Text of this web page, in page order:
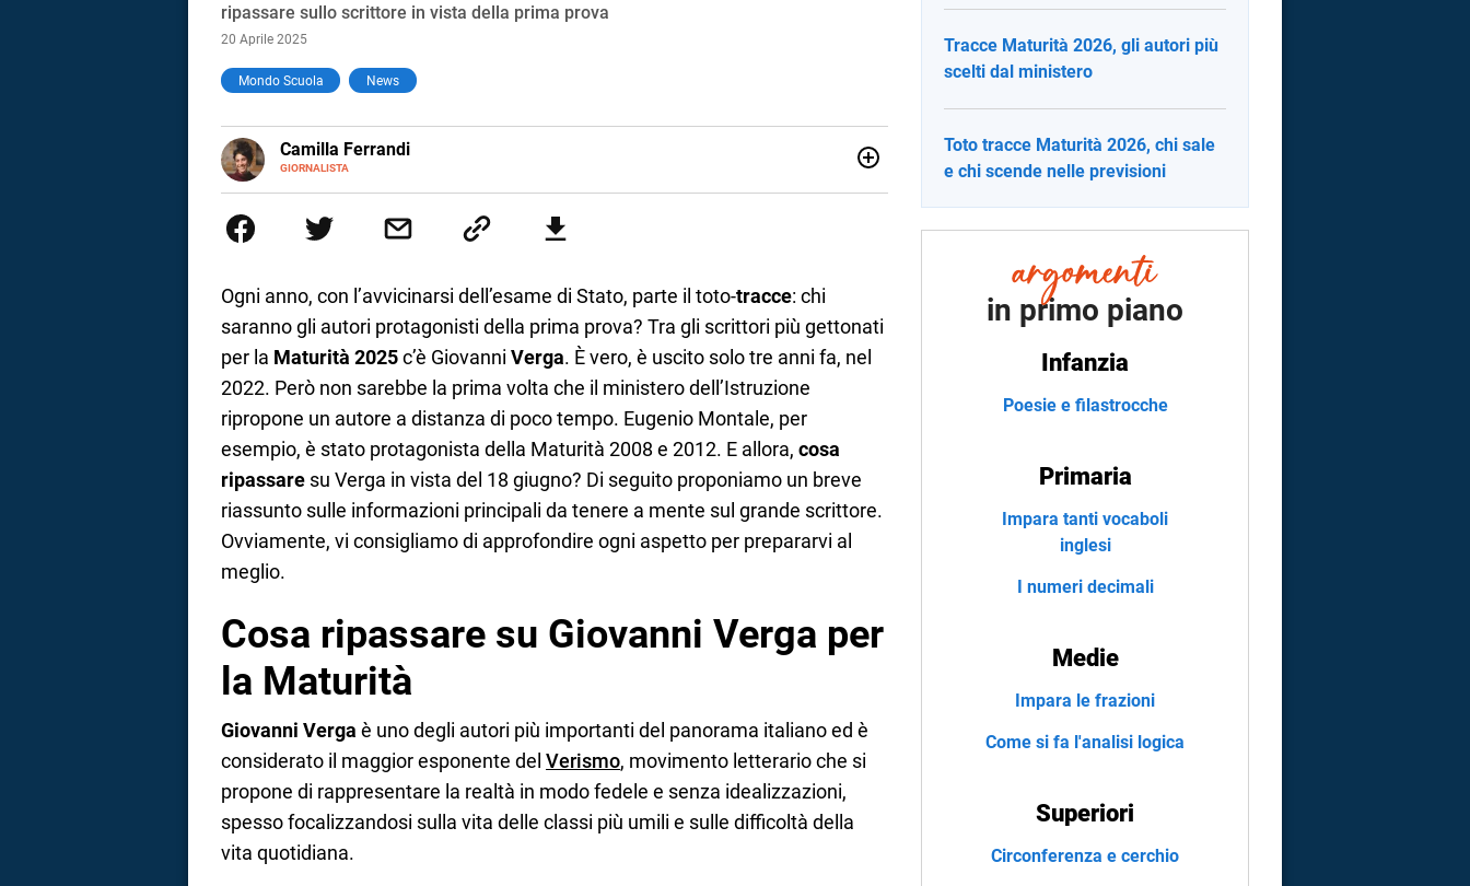
ripassare sullo scrittore in vista della prima prova
20 Aprile 2025
Mondo Scuola News
Camilla Ferrandi
GIORNALISTA
E-
MAIL
LINKEDIN
più fermata. L’attualità è il mio pane quotidiano, i libri la mia via per evadere e viaggiare con
la mente.
Ogni anno, con l’avvicinarsi dell’esame di Stato, parte il toto-tracce: chi
saranno gli autori protagonisti della prima prova? Tra gli scrittori più gettonati
per la Maturità 2025c’è Giovanni Verga. È vero, è uscito solo tre anni fa, nel
2022. Però non sarebbe la prima volta che il ministero dell’Istruzione
ripropone un autore a distanza di poco tempo. Eugenio Montale, per
esempio, è stato protagonista della Maturità 2008 e 2012. E allora, cosa
ripassare su Verga in vista del 18 giugno? Di seguito proponiamo un breve
riassunto sulle informazioni principali da tenere a mente sul grande scrittore.
Ovviamente, vi consigliamo di approfondire ogni aspetto per prepararvi al
meglio.
Cosa ripassare su Giovanni Verga per
la Maturità
Giovanni Verga è uno degli autori più importanti del panorama italiano ed è
considerato il maggior esponente del Verismo, movimento letterario che si
propone di rappresentare la realtà in modo fedele e senza idealizzazioni,
spesso focalizzandosi sulla vita delle classi più umili e sulle difficoltà della
vita quotidiana.
Tracce Maturità 2026, gli autori più
scelti dal ministero
Toto tracce Maturità 2026, chi sale
e chi scende nelle previsioni
in primo piano
Infanzia
Poesie e filastrocche
Primaria
Impara tanti vocaboli
inglesi
I numeri decimali
Medie
Impara le frazioni
Come si fa l'analisi logica
Superiori
Circonferenza e cerchio